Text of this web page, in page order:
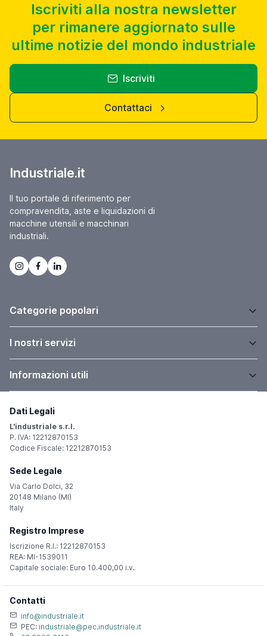
Iscriviti alla nostra newsletter
per rimanere aggiornato sulle
ultime notizie del mondo industriale
Iscriviti
Contattaci
Industriale.it
Il tuo portale di riferimento per
compravendita, aste e liquidazioni di
macchine utensili e macchinari
industriali.
Categorie popolari
I nostri servizi
Informazioni utili
Dati Legali
L'industriale s.r.l.
P. IVA: 12212870153
Codice Fiscale: 12212870153
Sede Legale
Via Carlo Dolci, 32
20148 Milano (MI)
Italy
Registro Imprese
Iscrizione R.I.: 12212870153
REA: MI-1539011
Capitale sociale: Euro 10.400,00 i.v.
Contatti
info@industriale.it
PEC: industriale@pec.industriale.it